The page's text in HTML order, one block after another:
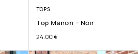
TOPS
Top Manon – Noir
24.00€